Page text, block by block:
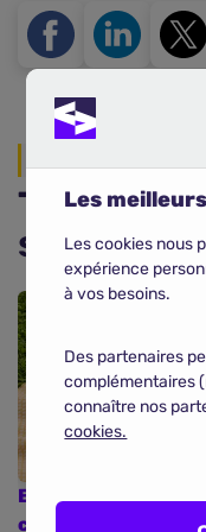
Toutes
santé
Baromètre de la
chiffres du mois
Les
Les cookies nous
expérience
à vos besoins.
Des partenaires
complémentaires
connaître nos
cookies.